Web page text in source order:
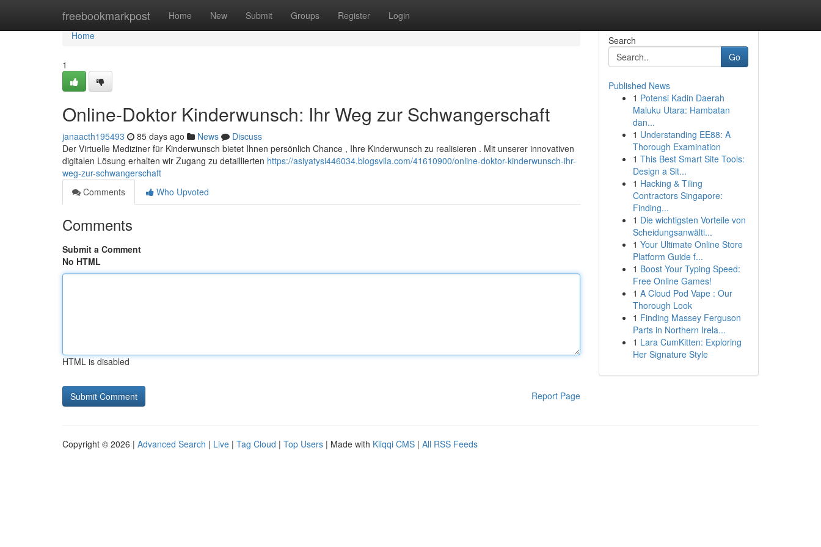
freebookmarkpost Home New Submit Groups Register Login
Home
Home
1
Online-Doktor Kinderwunsch: Ihr Weg zur Schwangerschaft
janaacth195493 85 days ago News
Discuss
Der Virtuelle Mediziner für Kinderwunsch bietet Ihnen persönlich Chance , Ihre Kinderwunsch zu realisieren . Mit unserer innovativen
digitalen Lösung erhalten wir Zugang zu detaillierten https://asiyatysi446034.blogsvila.com/41610900/online-doktor-kinderwunsch-ihr-
weg-zur-schwangerschaft
Comments
Who Upvoted
Comments
Submit a Comment
No HTML
HTML is disabled
Report Page
Search
Go
Published News
1 Potensi Kadin Daerah
Maluku Utara: Hambatan
dan...
1 Understanding EE88: A
Thorough Examination
1 This Best Smart Site Tools:
Design a Sit...
1 Hacking & Tiling
Contractors Singapore:
Finding...
1 Die wichtigsten Vorteile von
Scheidungsanwälti...
1 Your Ultimate Online Store
Platform Guide f...
1 Boost Your Typing Speed:
Free Online Games!
1 A Cloud Pod Vape : Our
Thorough Look
1 Finding Massey Ferguson
Parts in Northern Irela...
1 Lara CumKitten: Exploring
Her Signature Style
Copyright © 2026 | Advanced Search | Live | Tag Cloud | Top Users | Made with Kliqqi CMS | All RSS Feeds